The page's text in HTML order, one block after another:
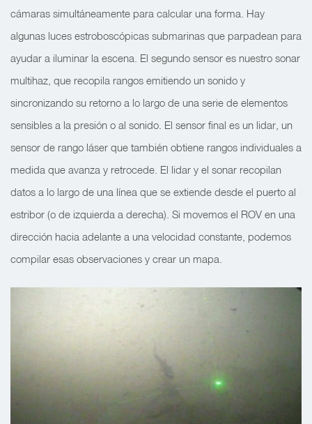
cámaras simultáneamente para calcular una forma. Hay
algunas luces estroboscópicas submarinas que parpadean para
ayudar a iluminar la escena. El segundo sensor es nuestro sonar
multihaz, que recopila rangos emitiendo un sonido y
sincronizando su retorno a lo largo de una serie de elementos
sensibles a la presión o al sonido. El sensor final es un lidar, un
sensor de rango láser que también obtiene rangos individuales a
medida que avanza y retrocede. El lidar y el sonar recopilan
datos a lo largo de una línea que se extiende desde el puerto al
estribor (o de izquierda a derecha). Si movemos el ROV en una
dirección hacia adelante a una velocidad constante, podemos
compilar esas observaciones y crear un mapa.